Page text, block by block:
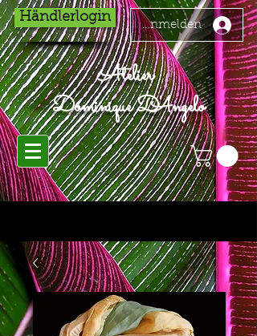
Händlerlogin
Anmelden
Atelier
Dominique D'Angelo